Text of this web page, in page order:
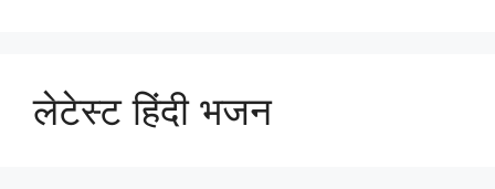
लेटेस्ट हिंदी भजन